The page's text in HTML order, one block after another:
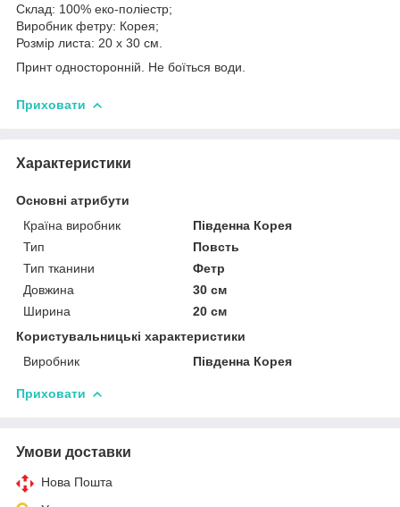
Склад: 100% еко-поліестр;
Виробник фетру: Корея;
Розмір листа: 20 х 30 см.
Принт односторонній. Не боїться води.
Приховати
Характеристики
Основні атрибути
Країна виробник
Південна Корея
Тип
Повсть
Тип тканини
Фетр
Довжина
30 см
Ширина
20 см
Користувальницькі характеристики
Виробник
Південна Корея
Приховати
Умови доставки
Нова Пошта